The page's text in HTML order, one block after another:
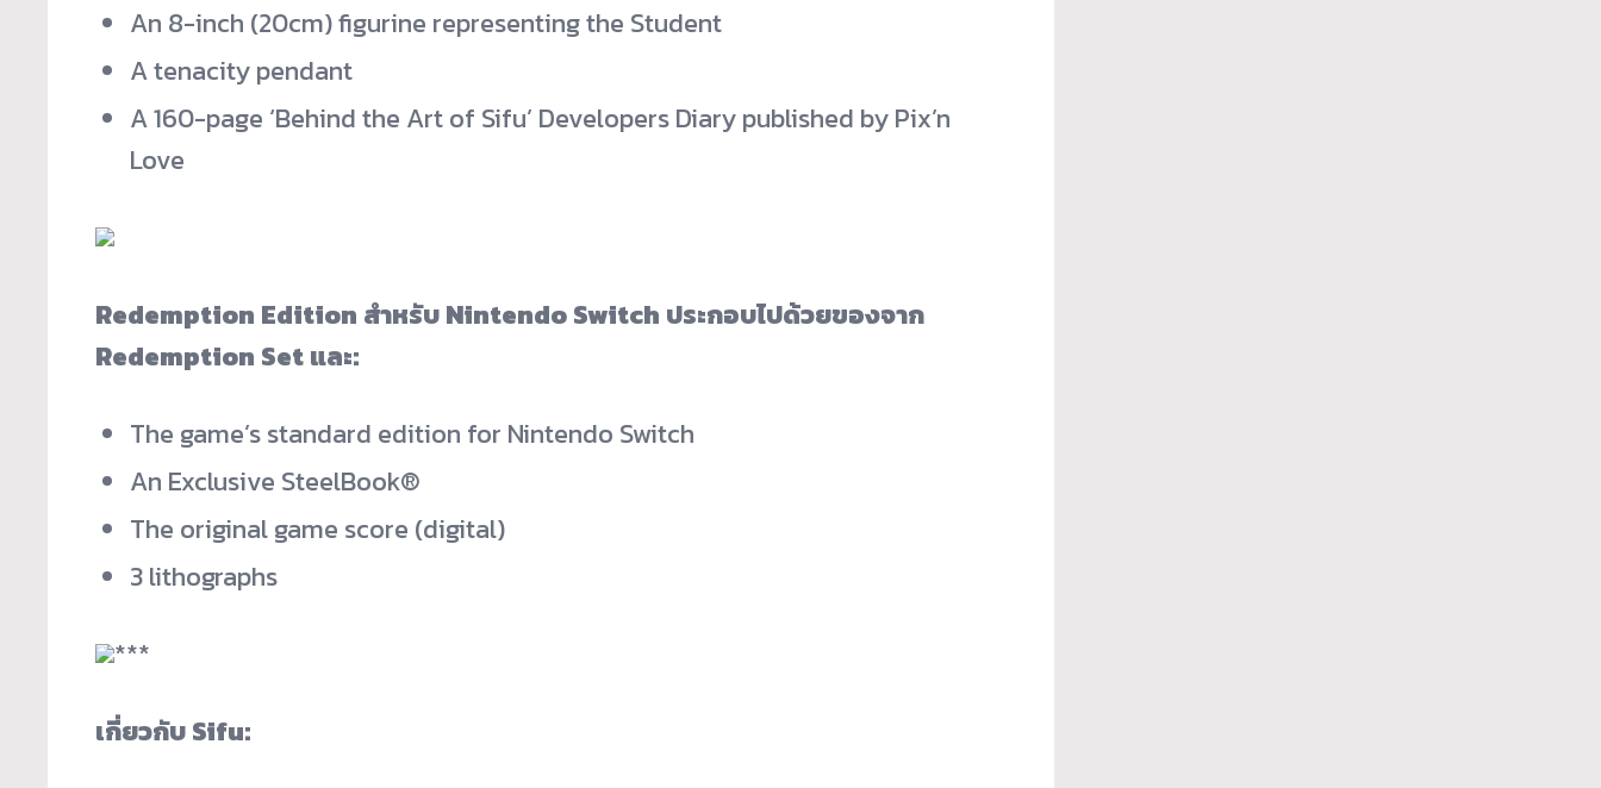
An 8-inch (20cm) figurine representing the Student
A tenacity pendant
A 160-page ‘Behind the Art of Sifu’ Developers Diary published by Pix’n
Love
Redemption Edition สำหรับ Nintendo Switch ประกอบไปด้วยของจาก
Redemption Set และ:
The game’s standard edition for Nintendo Switch
An Exclusive SteelBook®
The original game score (digital)
3 lithographs
***
เกี่ยวกับ Sifu: